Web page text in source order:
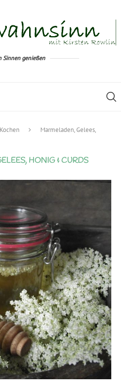
Sinnen genießen
Kochen
Marmeladen, Gelees,
HONIG & CURDS